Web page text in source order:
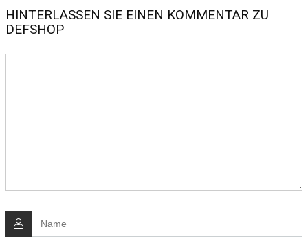
HINTERLASSEN SIE EINEN KOMMENTAR ZU
DEFSHOP